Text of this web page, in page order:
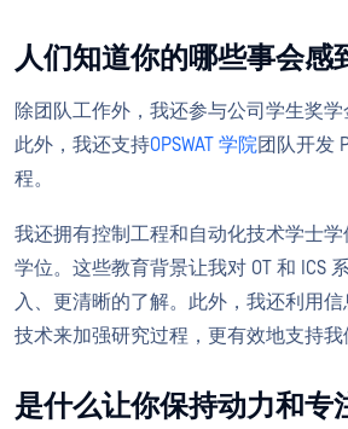
人们知道你的哪些事会感
除团队工作外，我还参与公司学生奖学
此外，我还支持OPSWAT 学院团队开发
程。
我还拥有控制工程和自动化技术学士
学位。这些教育背景让我对 OT 和 ICS
入、更清晰的了解。此外，我还利用
技术来加强研究过程，更有效地支持我
是什么让你保持动力和专